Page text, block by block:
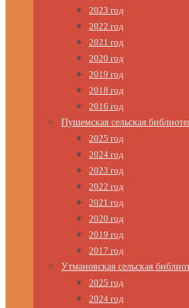
2023 год
2022 год
2021 год
2020 год
2019 год
2018 год
2016 год
Пушемская сельская
2025 год
2024 год
2023 год
2022 год
2021 год
2020 год
2019 год
2017 год
Утмановская сельская
2025 год
2024 год